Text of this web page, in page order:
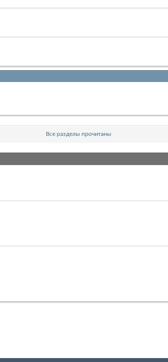
Все разделы прочитаны